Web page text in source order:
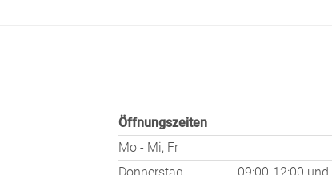
Öffnungszeiten
Mo - Mi, Fr